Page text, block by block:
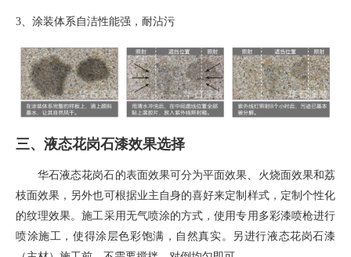
3、 涂装体系自洁性能强，耐沾污
三、液态花岗石漆效果选择
华石液态花岗石的表面效果可分为平面效果、火烧面效果和荔
枝面效果，另外也可根据业主自身的喜好来定制样式，定制个性化
的纹理效果。施工采用无气喷涂的方式，使用专用多彩漆喷枪进行
喷涂施工，使得涂层色彩饱满，自然真实。另进行液态花岗石漆